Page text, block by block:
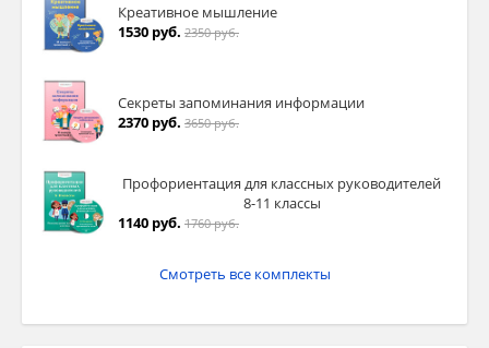
Креативное мышление
1530 руб. 2350 руб.
Секреты запоминания информации
2370 руб. 3650 руб.
Профориентация для классных руководителей
8-11 классы
1140 руб. 1760 руб.
Смотреть все комплекты